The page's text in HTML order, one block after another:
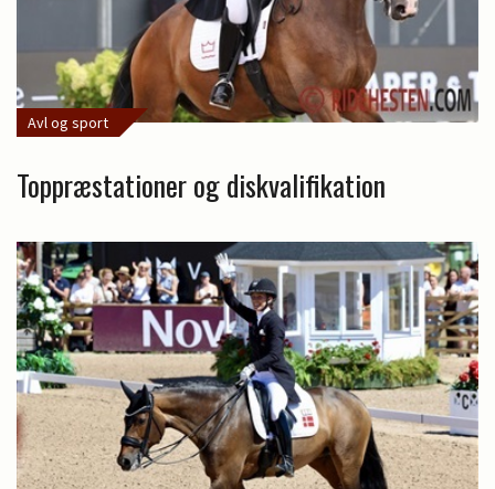
Avl og sport
Toppræstationer og diskvalifikation